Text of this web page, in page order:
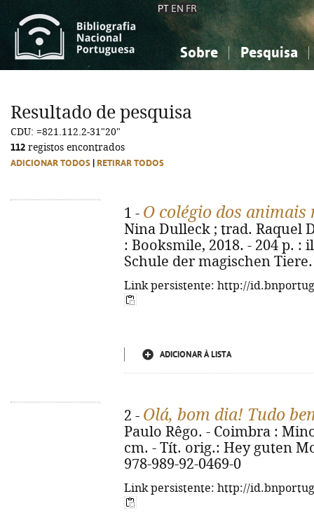
PT EN FR
Sobre Pesquisa
Ciências sociais...
Ciências sociais...
Resultado de pesquisa
CDU: =821.112.2-31"20"
112 registos encontrados
ADICIONAR TODOS RETIRAR TODOS
1 - O colégio dos animais
Nina Dulleck ; trad. Raquel
: Booksmile, 2018. - 204 p. :
Schule der magischen Tiere.
Link persistente: http://
ADICIONAR À LISTA
2 - Olá, bom dia! Tudo
Paulo Rêgo. - Coimbra :
cm. - Tít. orig.: Hey guten
978-989-92-0469-0
Link persistente: http://